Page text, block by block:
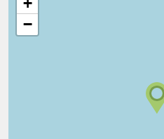
−